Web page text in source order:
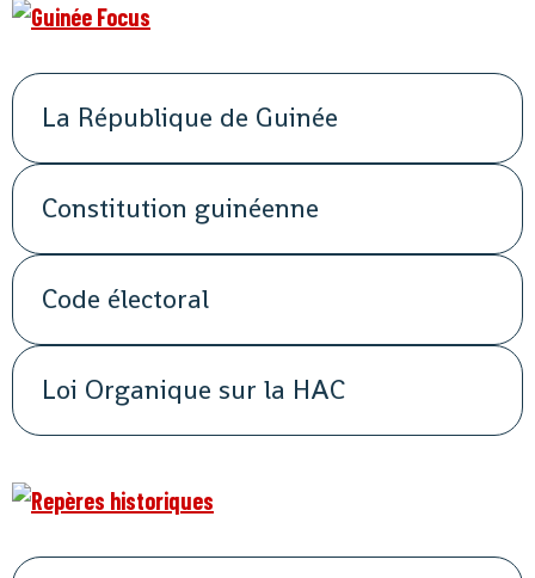
La République de Guinée
Constitution guinéenne
Code électoral
Loi Organique sur la HAC